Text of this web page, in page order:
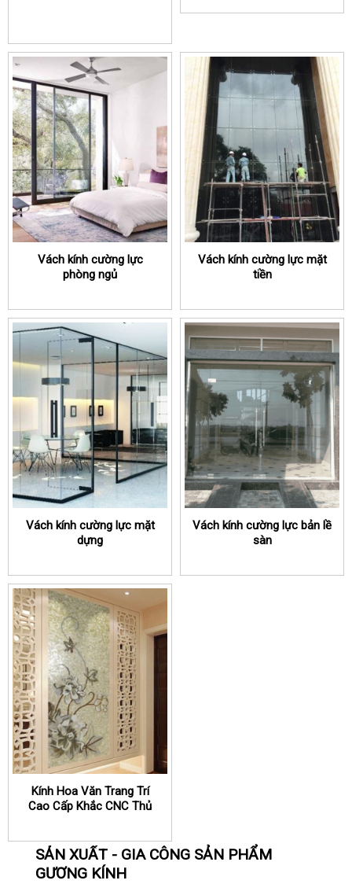
Vách kính cường lực
phòng ngủ
Vách kính cường lực mặt
tiền
Vách kính cường lực mặt
dựng
Vách kính cường lực bản lề
sàn
Kính Hoa Văn Trang Trí
Cao Cấp Khắc CNC Thủ
SẢN XUẤT - GIA CÔNG SẢN PHẨM
GƯƠNG KÍNH